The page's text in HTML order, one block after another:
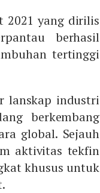
2021 yang dirilis
berhasil
tertinggi
lanskap industri
berkembang
global. Sejauh
aktivitas tekfin
khusus untuk